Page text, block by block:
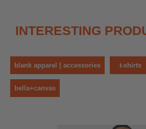
INTERESTING
blank apparel | accessories t-shirts
bella+canvas